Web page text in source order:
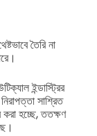
তৈরি না
ইন্ডাস্ট্রির
সাশ্রিত
হচ্ছে, ততক্ষণ